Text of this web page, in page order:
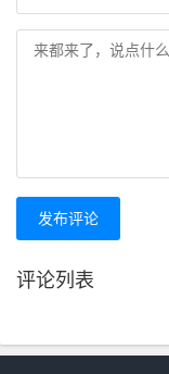
发布评论
评论列表